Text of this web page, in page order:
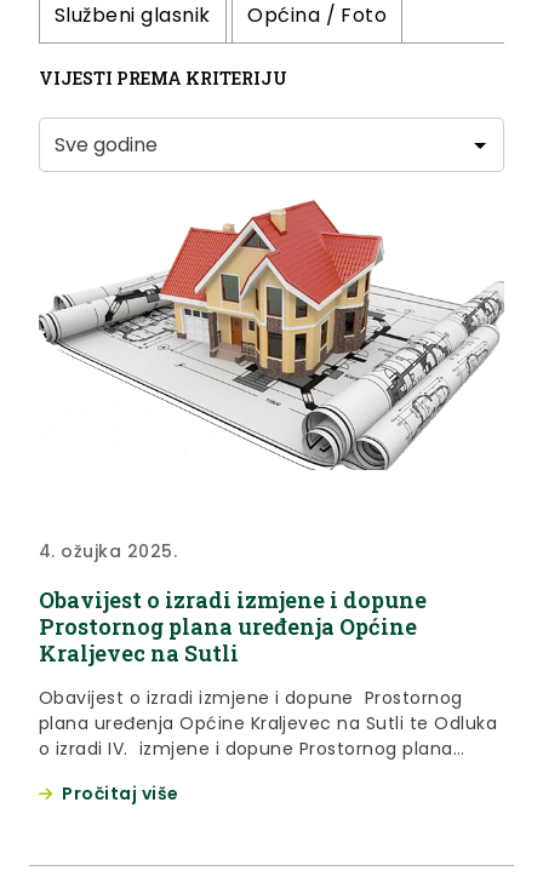
Službeni glasnik Općina / Foto
VIJESTI PREMA KRITERIJU
4. ožujka 2025.
Obavijest o izradi izmjene i dopune
Prostornog plana uređenja Općine
Kraljevec na Sutli
Obavijest o izradi izmjene i dopune Prostornog
plana uređenja Općine Kraljevec na Sutli te Odluka
o izradi IV. izmjene i dopune Prostornog plana
Općinsko vijeće donijelo na svojoj 29. sjednici
Pročitaj više